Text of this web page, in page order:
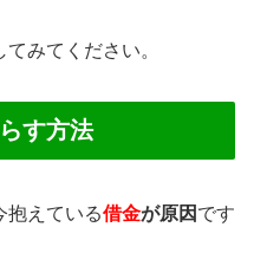
みてください。
す方法
抱えている借金が原因 です